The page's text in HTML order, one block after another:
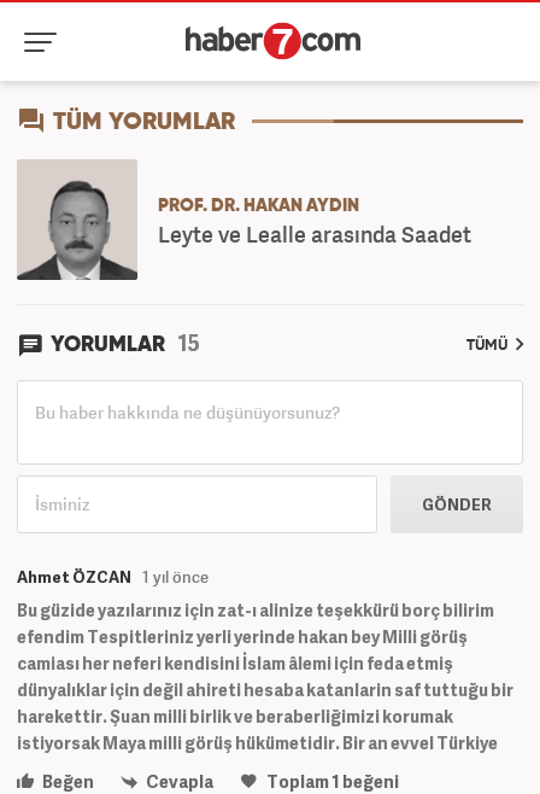
TÜM YORUMLAR
PROF. DR. HAKAN AYDIN
Leyte ve Lealle arasında Saadet
YORUMLAR 15 TÜMÜ
GÖNDER
Ahmet ÖZCAN 1 yıl önce
Bu güzide yazılarınız için zat-ı alinize teşekkürü borç bilirim
efendim Tespitleriniz yerli yerinde hakan bey Milli görüş
camiası her neferi kendisini İslam âlemi için feda etmiş
dünyalıklar için değil ahireti hesaba katanlarin saf tuttuğu bir
harekettir. Şuan milli birlik ve beraberliğimizi korumak
istiyorsak Maya milli görüş hükümetidir. Bir an evvel Türkiye
Beğen
Cevapla Toplam1 beğeni